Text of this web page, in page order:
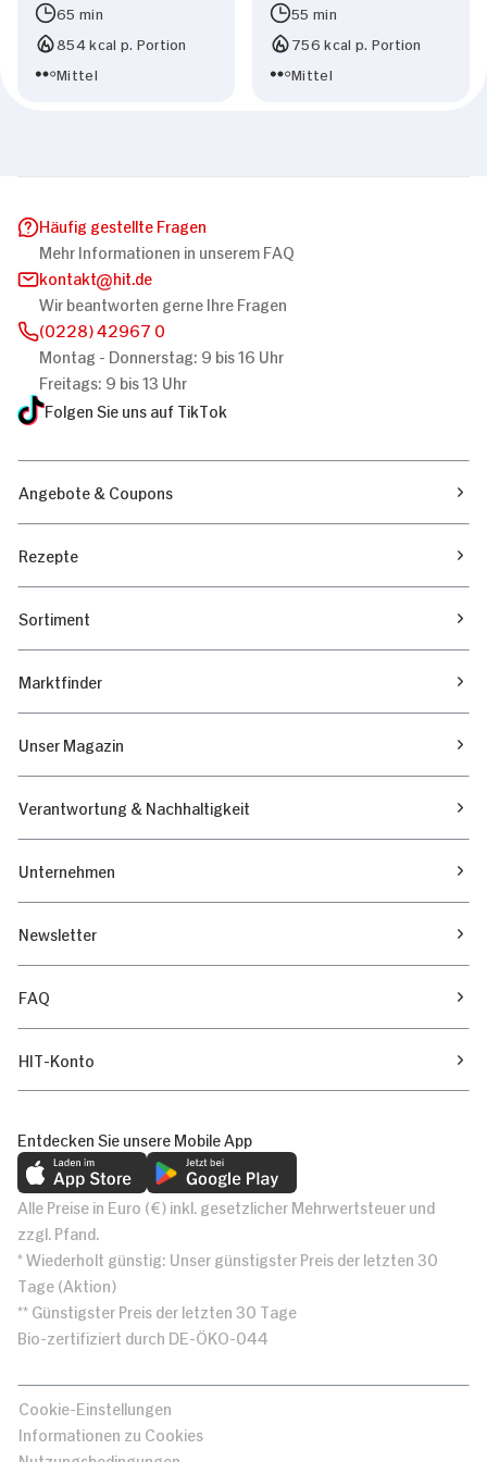
65 min
854 kcal p. Portion
Mittel
55 min
756 kcal p. Portion
Mittel
Häufig gestellte Fragen
Mehr Informationen in unserem FAQ
kontakt
hit.de
Wir beantworten gerne Ihre Fragen
(0228) 42967 0
Montag - Donnerstag: 9 bis 16 Uhr
Freitags: 9 bis 13 Uhr
Folgen Sie uns auf TikTok
Angebote & Coupons
Rezepte
Sortiment
Marktfinder
Unser Magazin
Verantwortung & Nachhaltigkeit
Unternehmen
Newsletter
FAQ
HIT-Konto
Entdecken Sie unsere Mobile App
Alle Preise in Euro (€) inkl. gesetzlicher Mehrwertsteuer und
zzgl. Pfand.
* Wiederholt günstig: Unser günstigster Preis der letzten 30
Tage (Aktion)
** Günstigster Preis der letzten 30 Tage
Bio-zertifiziert durch DE-ÖKO-044
Cookie-Einstellungen
Informationen zu Cookies